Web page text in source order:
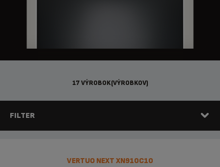
17 VÝROBOK(VÝROBKOV)
FILTER
VERTUO NEXT XN910C10